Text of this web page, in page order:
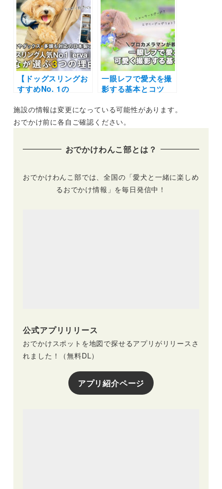
ェ併設やフォトブー
ス設置などを厳選
（おでかけレポート
あり）
ェ併設や貸切OKの
施設を厳選（おでか
けレポートあり）
【ドッグスリングお
すすめNo. 1の
材】人気の理由3つ
に迫る！中型犬やダ
唯一無二のこだわり
一眼レフで愛犬を撮
影する基本とコツ
授】（初心者向け）|
シャッタースピード
の撮り方レシピを公
施設の情報は変更になっている可能性があります。
おでかけ前に各自ご確認ください。
おでかけわんこ部とは？
おでかけわんこ部では、全国の「愛犬と一緒に楽しめ
るおでかけ情報」を毎日発信中！
公式アプリリリース
おでかけスポットを地図で探せるアプリがリリースさ
れました！（無料DL）
アプリ紹介ページ